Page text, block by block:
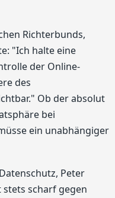
Richterbunds,
"Ich halte eine
der Online-
des
Ob der absolut
bei
ein unabhängiger
Peter
stets scharf gegen